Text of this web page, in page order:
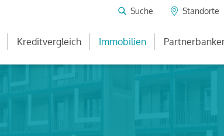
Suche Standorte
Kreditvergleich Immobilien